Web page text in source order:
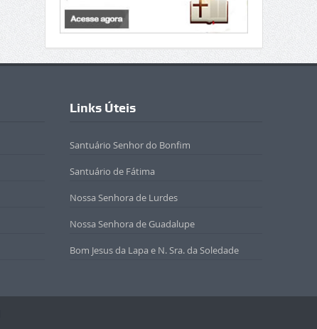
Links Úteis
Santuário Senhor do Bonfim
Santuário de Fátima
Nossa Senhora de Lurdes
Nossa Senhora de Guadalupe
Bom Jesus da Lapa e N. Sra. da Soledade